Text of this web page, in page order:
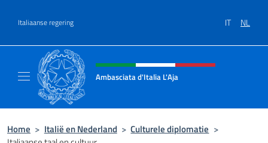
Italiaanse regering IT NL
Intestazione sito, social e menù
Ambasciata d'Italia L'Aja
Home > Italië en Nederland > Culturele diplomatie >